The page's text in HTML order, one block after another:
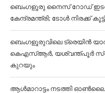
ബെംഗളൂരു നൈസ് റോഡ്
കേന്ദ്രമന്ത്രി; ടോള്‍ നിരക്ക്
ബെംഗളൂരുവിലെ ട്രെയിൻ
കെഎസ്‌ആര്‍, യശ്വന്ത്പൂര്‍
കുറയും
ആള്‍മാറാട്ടം നടത്തി ഓണ്‍ലൈൻ